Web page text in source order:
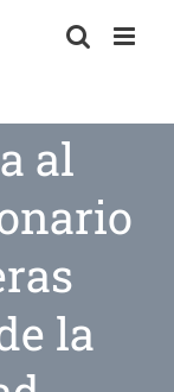
al
la